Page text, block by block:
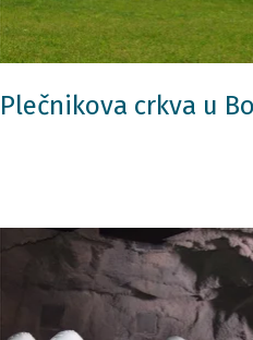
Plečnikova crkva u